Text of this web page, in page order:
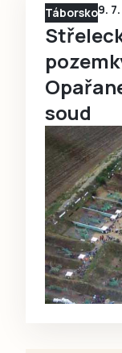
Táborsko9.
soud